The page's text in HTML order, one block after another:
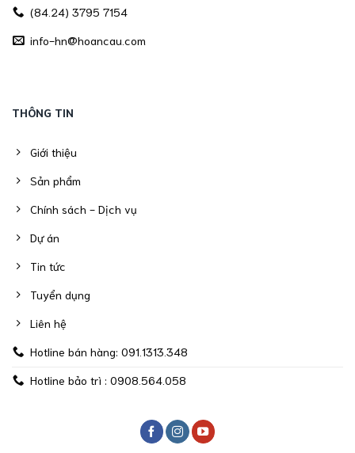
(84.24) 3795 7154
info-hn@hoancau.com
THÔNG TIN
Giới thiệu
Sản phẩm
Chính sách - Dịch vụ
Dự án
Tin tức
Tuyển dụng
Liên hệ
Hotline bán hàng: 091.1313.348
Hotline bảo trì : 0908.564.058